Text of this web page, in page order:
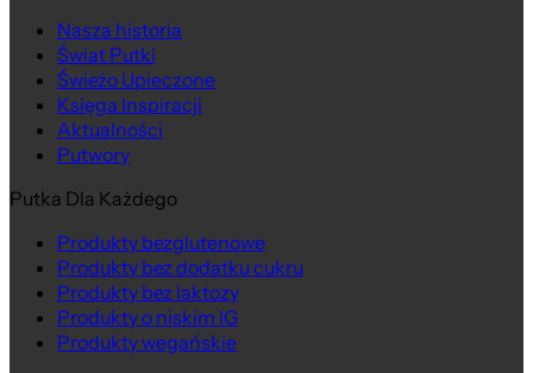
Nasza historia
Świat Putki
Świeżo Upieczone
Księga Inspiracji
Aktualności
Putwory
Putka Dla Każdego
Produkty bezglutenowe
Produkty bez dodatku cukru
Produkty bez laktozy
Produkty o niskim IG
Produkty wegańskie